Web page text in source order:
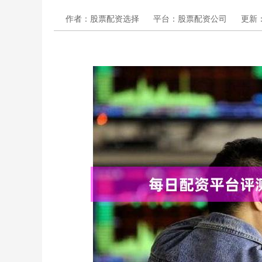
作者：股票配资选择 平台：股票配资公司 更新